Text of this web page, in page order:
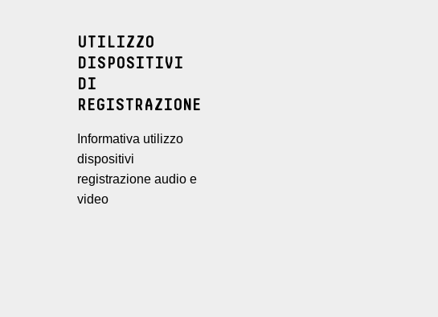
UTILIZZO
DISPOSITIVI
DI
REGISTRAZIONE
Informativa utilizzo
dispositivi
registrazione audio e
video